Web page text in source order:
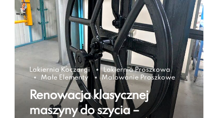
Lakiernia Koczargi
Lakiernia Proszkowa
Małe Elementy
Malowanie Proszkowe
Renowacja klasycznej
maszyny do szycia –